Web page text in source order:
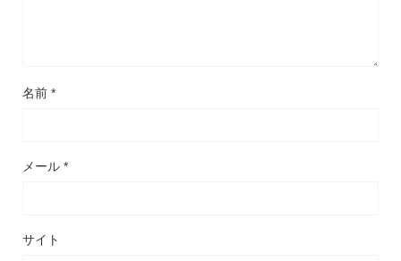
名前 *
メール *
サイト